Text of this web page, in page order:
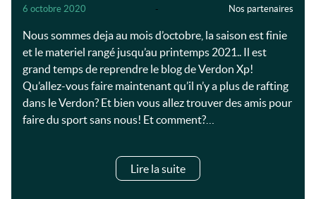
6 octobre 2020 - Nos partenaires
Nous sommes deja au mois d’octobre, la saison est finie
et le materiel rangé jusqu’au printemps 2021.. Il est
grand temps de reprendre le blog de Verdon Xp!
Qu’allez-vous faire maintenant qu’il n’y a plus de rafting
dans le Verdon? Et bien vous allez trouver des amis pour
faire du sport sans nous! Et comment?…
Lire la suite